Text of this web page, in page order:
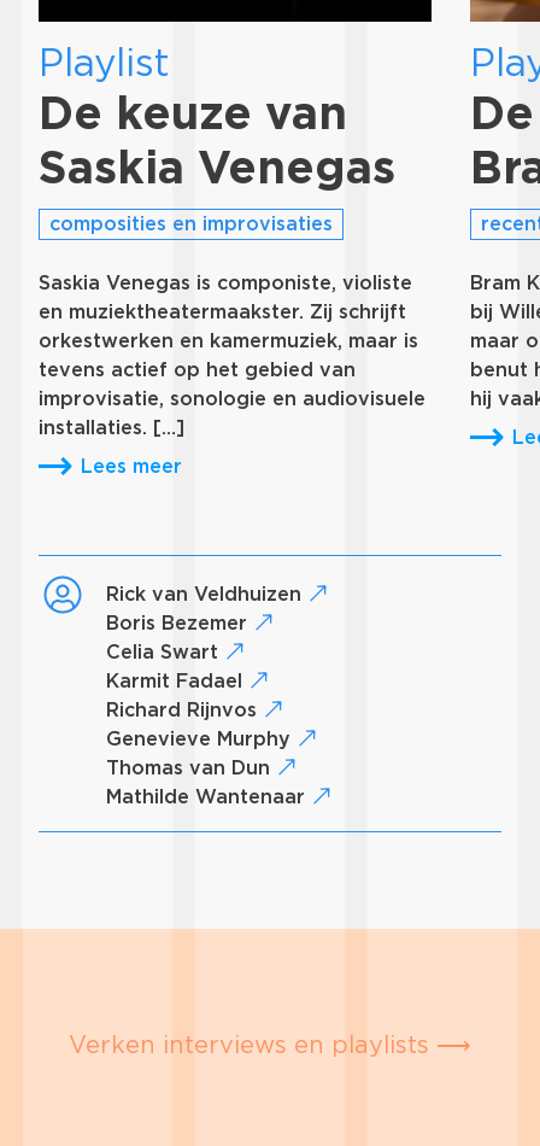
Playlist
De keuze van
Saskia Venegas
composities en improvisaties
Saskia Venegas is componiste, violiste
en muziektheatermaakster. Zij schrijft
orkestwerken en kamermuziek, maar is
tevens actief op het gebied van
improvisatie, sonologie en audiovisuele
installaties. […]
Lees meer
Bram
bij
maar
benut
hij
Rick van Veldhuizen
Boris Bezemer
Celia Swart
Karmit Fadael
Richard Rijnvos
Genevieve Murphy
Thomas van Dun
Mathilde Wantenaar
Verken interviews en playlists ⟶